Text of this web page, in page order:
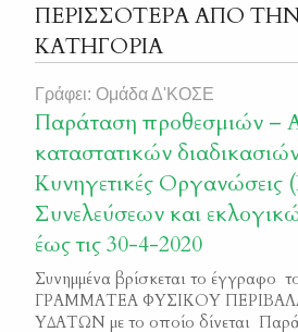
ΠΕΡΙΣΣΟΤΕΡΑ ΑΠΟ ΤΗΝ
ΚΑΤΗΓΟΡΙΑ
Γράφει: Ομάδα Δ'ΚΟΣΕ
Παράταση προθεσμιών –
καταστατικών
Κυνηγετικές Οργανώσεις
Συνελεύσεων και
έως τις 30-4-2020
Συνημμένα βρίσκεται το
ΓΡΑΜΜΑΤΕΑ ΦΥΣΙΚΟΥ
ΥΔΑΤΩΝ με το οποίο δίνεται